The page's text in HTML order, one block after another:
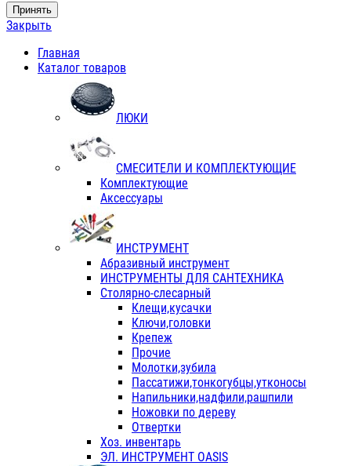
Принять
Закрыть
Главная
Каталог товаров
ЛЮКИ
СМЕСИТЕЛИ И КОМПЛЕКТУЮЩИЕ
Комплектующие
Аксессуары
ИНСТРУМЕНТ
Абразивный инструмент
ИНСТРУМЕНТЫ ДЛЯ САНТЕХНИКА
Столярно-слесарный
Клещи,кусачки
Ключи,головки
Крепеж
Прочие
Молотки,зубила
Пассатижи,тонкогубцы,утконосы
Напильники,надфили,рашпили
Ножовки по дереву
Отвертки
Хоз. инвентарь
ЭЛ. ИНСТРУМЕНТ OASIS